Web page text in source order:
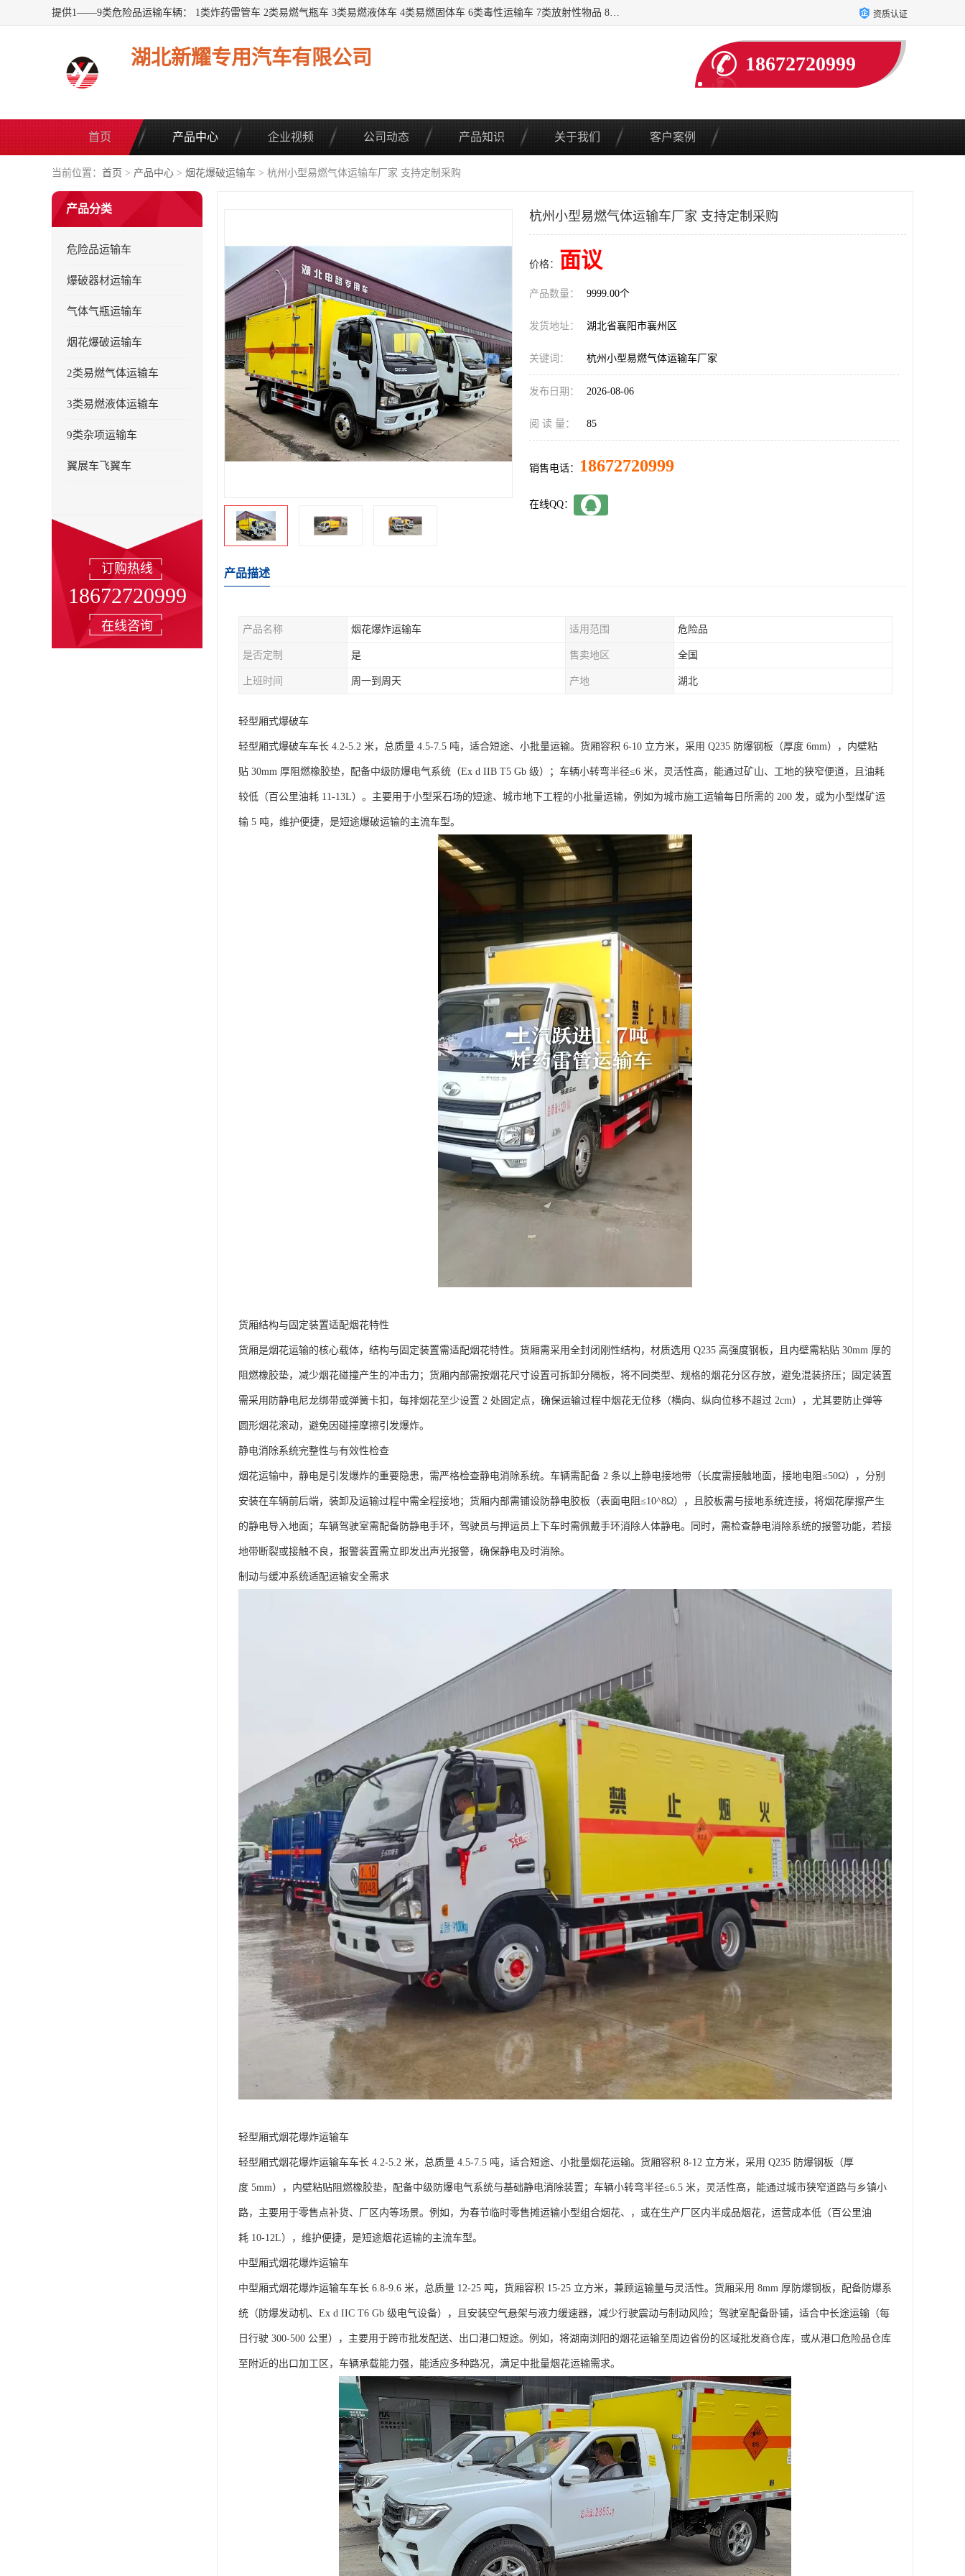
提供1——9类危险品运输车辆： 1类炸药雷管车 2类易燃气瓶车 3类易燃液体车 4类易燃固体车 6类毒性运输车 7类放射性物品 8类腐蚀性物品 9类杂项类物品 各类底盘，品种齐全。厂家直供，品质保证。 公告品种环保齐全，上牌无忧。 全国可送货上门，可分期，可*，可包牌。 详情可咨询: *（微信同号） 资质认证
湖北新耀专用汽车有限公司 18672720999
首页 产品中心 企业视频 公司动态 产品知识 关于我们 客户案例
当前位置： 首页 > 产品中心 > 烟花爆破运输车 > 杭州小型易燃气体运输车厂家 支持定制采购
产品分类
危险品运输车
爆破器材运输车
气体气瓶运输车
烟花爆破运输车
2类易燃气体运输车
3类易燃液体运输车
9类杂项运输车
翼展车飞翼车
订购热线
18672720999
在线咨询
杭州小型易燃气体运输车厂家 支持定制采购
价格： 面议
产品数量： 9999.00个
发货地址： 湖北省襄阳市襄州区
关键词： 杭州小型易燃气体运输车厂家
发布日期： 2026-08-06
阅 读 量： 85
销售电话： 18672720999
在线QQ：
产品描述
产品名称 烟花爆炸运输车 适用范围 危险品
是否定制 是 售卖地区 全国
上班时间 周一到周天 产地 湖北
轻型厢式爆破车​
轻型厢式爆破车车长 4.2-5.2 米，总质量 4.5-7.5 吨，适合短途、小批量运输。货厢容积 6-10 立方米，采用 Q235 防爆钢板（厚度 6mm），内壁粘
贴 30mm 厚阻燃橡胶垫，配备中级防爆电气系统（Ex d IIB T5 Gb 级）；车辆小转弯半径≤6 米，灵活性高，能通过矿山、工地的狭窄便道，且油耗
较低（百公里油耗 11-13L）。主要用于小型采石场的短途、城市地下工程的小批量运输，例如为城市施工运输每日所需的 200 发，或为小型煤矿运
输 5 吨，维护便捷，是短途爆破运输的主流车型。​
货厢结构与固定装置适配烟花特性​
货厢是烟花运输的核心载体，结构与固定装置需适配烟花特性。货厢需采用全封闭刚性结构，材质选用 Q235 高强度钢板，且内壁需粘贴 30mm 厚的
阻燃橡胶垫，减少烟花碰撞产生的冲击力；货厢内部需按烟花尺寸设置可拆卸分隔板，将不同类型、规格的烟花分区存放，避免混装挤压；固定装置
需采用防静电尼龙绑带或弹簧卡扣，每排烟花至少设置 2 处固定点，确保运输过程中烟花无位移（横向、纵向位移不超过 2cm），尤其要防止弹等
圆形烟花滚动，避免因碰撞摩擦引发爆炸。​
静电消除系统完整性与有效性检查​
烟花运输中，静电是引发爆炸的重要隐患，需严格检查静电消除系统。车辆需配备 2 条以上静电接地带（长度需接触地面，接地电阻≤50Ω），分别
安装在车辆前后端，装卸及运输过程中需全程接地；货厢内部需铺设防静电胶板（表面电阻≤10^8Ω），且胶板需与接地系统连接，将烟花摩擦产生
的静电导入地面；车辆驾驶室需配备防静电手环，驾驶员与押运员上下车时需佩戴手环消除人体静电。同时，需检查静电消除系统的报警功能，若接
地带断裂或接触不良，报警装置需立即发出声光报警，确保静电及时消除。​
制动与缓冲系统适配运输安全需求​
轻型厢式烟花爆炸运输车​
轻型厢式烟花爆炸运输车车长 4.2-5.2 米，总质量 4.5-7.5 吨，适合短途、小批量烟花运输。货厢容积 8-12 立方米，采用 Q235 防爆钢板（厚
度 5mm），内壁粘贴阻燃橡胶垫，配备中级防爆电气系统与基础静电消除装置；车辆小转弯半径≤6.5 米，灵活性高，能通过城市狭窄道路与乡镇小
路，主要用于零售点补货、厂区内等场景。例如，为春节临时零售摊运输小型组合烟花、，或在生产厂区内半成品烟花，运营成本低（百公里油
耗 10-12L），维护便捷，是短途烟花运输的主流车型。​
中型厢式烟花爆炸运输车​
中型厢式烟花爆炸运输车车长 6.8-9.6 米，总质量 12-25 吨，货厢容积 15-25 立方米，兼顾运输量与灵活性。货厢采用 8mm 厚防爆钢板，配备防爆系
统（防爆发动机、Ex d IIC T6 Gb 级电气设备），且安装空气悬架与液力缓速器，减少行驶震动与制动风险；驾驶室配备卧铺，适合中长途运输（每
日行驶 300-500 公里），主要用于跨市批发配送、出口港口短途。例如，将湖南浏阳的烟花运输至周边省份的区域批发商仓库，或从港口危险品仓库
至附近的出口加工区，车辆承载能力强，能适应多种路况，满足中批量烟花运输需求。​